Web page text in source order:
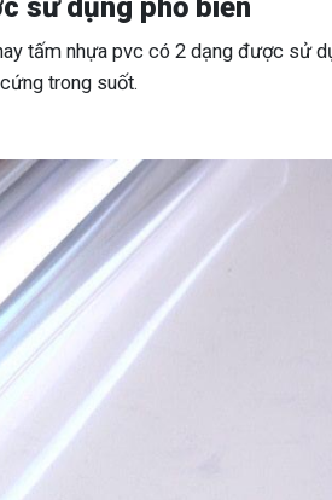
sử dụng phổ biến
tấm nhựa pvc có 2 dạng được sử
trong suốt.